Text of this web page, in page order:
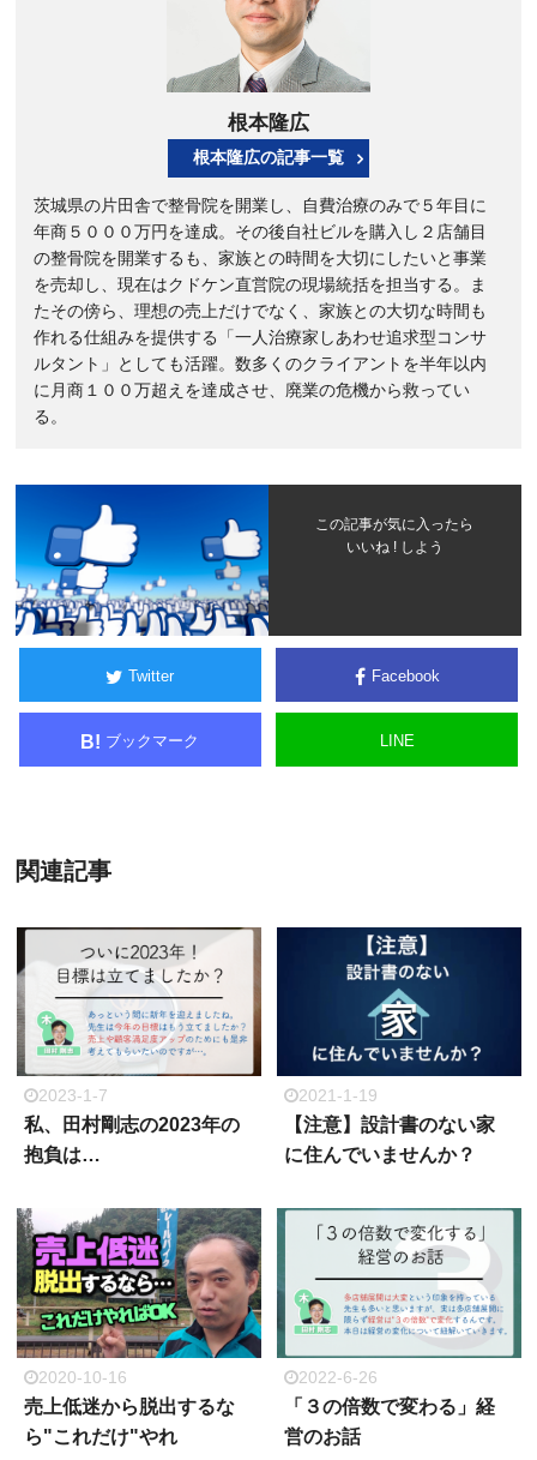
根本隆広
根本隆広の記事一覧
茨城県の片田舎で整骨院を開業し、自費治療のみで５年目に
年商５０００万円を達成。その後自社ビルを購入し２店舗目
の整骨院を開業するも、家族との時間を大切にしたいと事業
を売却し、現在はクドケン直営院の現場統括を担当する。ま
たその傍ら、理想の売上だけでなく、家族との大切な時間も
作れる仕組みを提供する「一人治療家しあわせ追求型コンサ
ルタント」としても活躍。数多くのクライアントを半年以内
に月商１００万超えを達成させ、廃業の危機から救ってい
る。
この記事が気に入ったら
いいね ! しよう
Twitter Facebook
B! ブックマーク LINE
関連記事
2023-1-7
私、田村剛志の2023年の
抱負は…
2021-1-19
【注意】設計書のない家
に住んでいませんか？
2020-10-16
売上低迷から脱出するな
ら"これだけ"やれ
2022-6-26
「３の倍数で変わる」経
営のお話